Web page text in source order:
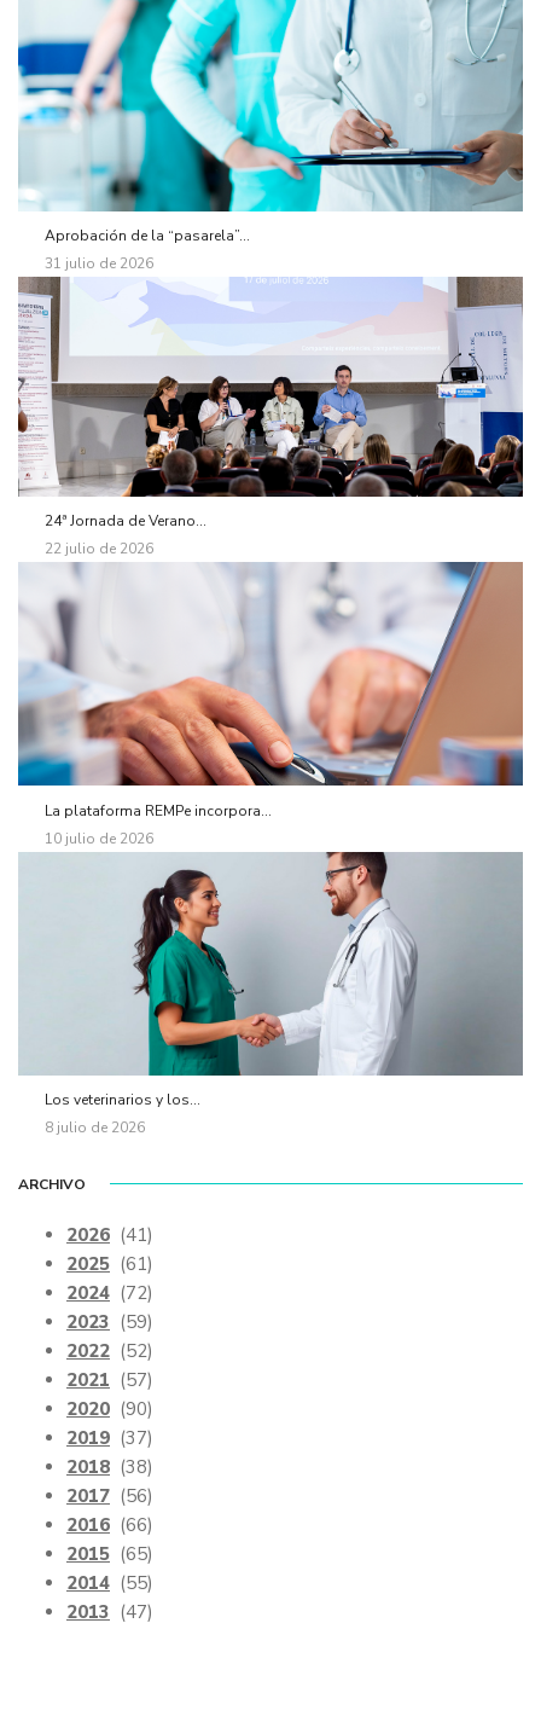
Aprobación de la “pasarela”...
31 julio de 2026
24ª Jornada de Verano...
22 julio de 2026
La plataforma REMPe incorpora...
10 julio de 2026
Los veterinarios y los...
8 julio de 2026
ARCHIVO
2026 (41)
2025 (61)
2024 (72)
2023 (59)
2022 (52)
2021 (57)
2020 (90)
2019 (37)
2018 (38)
2017 (56)
2016 (66)
2015 (65)
2014 (55)
2013 (47)